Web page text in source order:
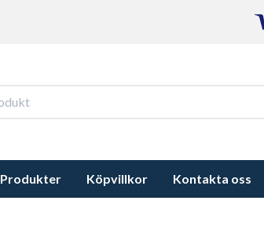
Produkter Köpvillkor Kontakta oss